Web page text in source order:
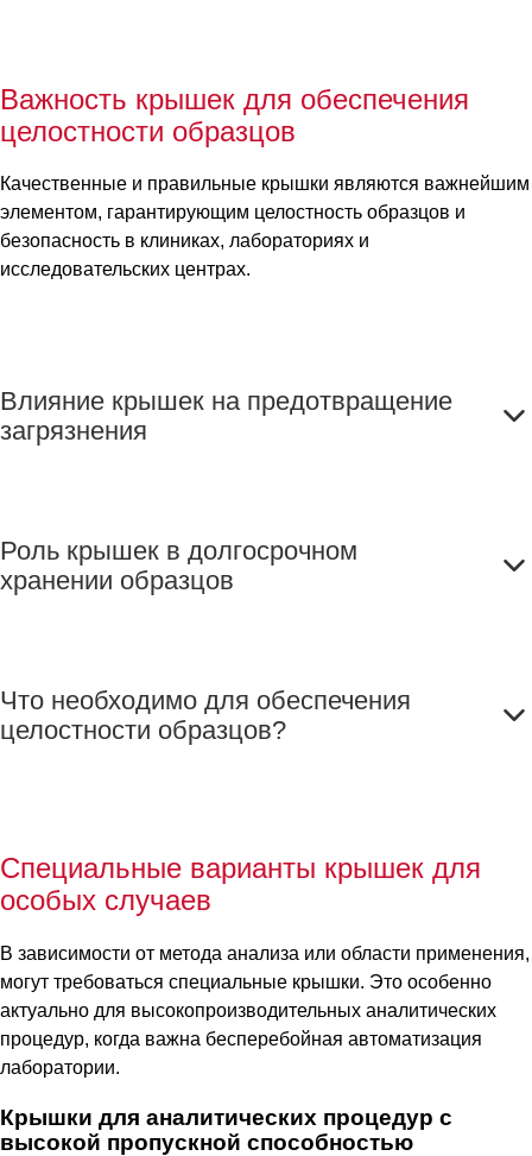
Важность крышек для обеспечения
целостности образцов
Качественные и правильные крышки являются важнейшим
элементом, гарантирующим целостность образцов и
безопасность в клиниках, лабораториях и
исследовательских центрах.
Влияние крышек на предотвращение
загрязнения
Роль крышек в долгосрочном
хранении образцов
Что необходимо для обеспечения
целостности образцов?
Специальные варианты крышек для
особых случаев
В зависимости от метода анализа или области применения,
могут требоваться специальные крышки. Это особенно
актуально для высокопроизводительных аналитических
процедур, когда важна бесперебойная автоматизация
лаборатории.
Крышки для аналитических процедур с
высокой пропускной способностью